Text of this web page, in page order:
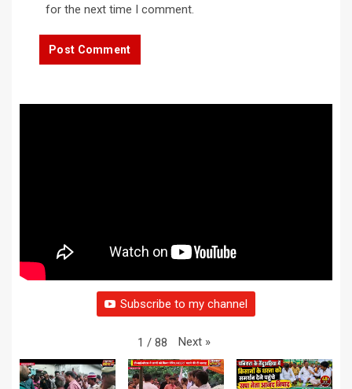
for the next time I comment.
Subscribe to my channel
1 / 88 Next »